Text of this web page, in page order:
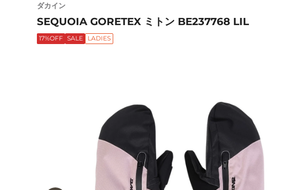
ダカイン
SEQUOIA GORETEX ミトン BE237768 LIL
17%OFF SALE LADIES